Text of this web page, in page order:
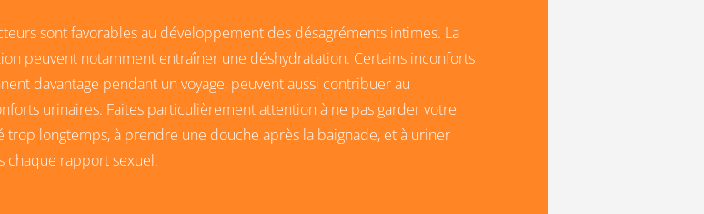
sont favorables au développement des désagréments intimes. La
peuvent notamment entraîner une déshydratation. Certains inconforts
davantage pendant un voyage, peuvent aussi contribuer au
urinaires. Faites particulièrement attention à ne pas garder votre
longtemps, à prendre une douche après la baignade, et à uriner
chaque rapport sexuel.